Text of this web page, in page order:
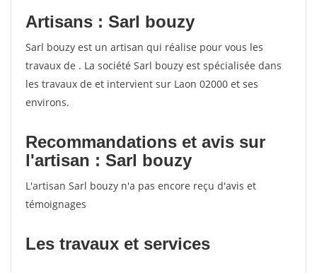
Artisans : Sarl bouzy
Sarl bouzy est un artisan qui réalise pour vous les
travaux de . La société Sarl bouzy est spécialisée dans
les travaux de et intervient sur Laon 02000 et ses
environs.
Recommandations et avis sur
l'artisan : Sarl bouzy
L'artisan Sarl bouzy n'a pas encore reçu d'avis et
témoignages
Les travaux et services